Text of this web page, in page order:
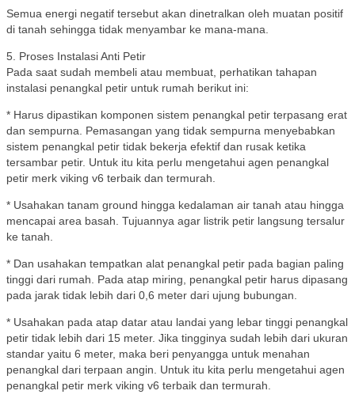
Semua energi negatif tersebut akan dinetralkan oleh muatan positif
di tanah sehingga tidak menyambar ke mana-mana.
5. Proses Instalasi Anti Petir
Pada saat sudah membeli atau membuat, perhatikan tahapan
instalasi penangkal petir untuk rumah berikut ini:
* Harus dipastikan komponen sistem penangkal petir terpasang erat
dan sempurna. Pemasangan yang tidak sempurna menyebabkan
sistem penangkal petir tidak bekerja efektif dan rusak ketika
tersambar petir. Untuk itu kita perlu mengetahui agen penangkal
petir merk viking v6 terbaik dan termurah.
* Usahakan tanam ground hingga kedalaman air tanah atau hingga
mencapai area basah. Tujuannya agar listrik petir langsung tersalur
ke tanah.
* Dan usahakan tempatkan alat penangkal petir pada bagian paling
tinggi dari rumah. Pada atap miring, penangkal petir harus dipasang
pada jarak tidak lebih dari 0,6 meter dari ujung bubungan.
* Usahakan pada atap datar atau landai yang lebar tinggi penangkal
petir tidak lebih dari 15 meter. Jika tingginya sudah lebih dari ukuran
standar yaitu 6 meter, maka beri penyangga untuk menahan
penangkal dari terpaan angin. Untuk itu kita perlu mengetahui agen
penangkal petir merk viking v6 terbaik dan termurah.